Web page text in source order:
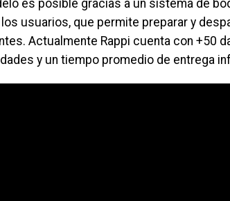
es posible gracias a un sistema de
usuarios, que permite preparar y
Actualmente Rappi cuenta con +50
y un tiempo promedio de entrega